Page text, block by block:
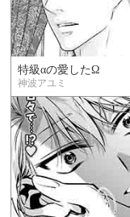
特級αの愛したΩ
神波アユミ